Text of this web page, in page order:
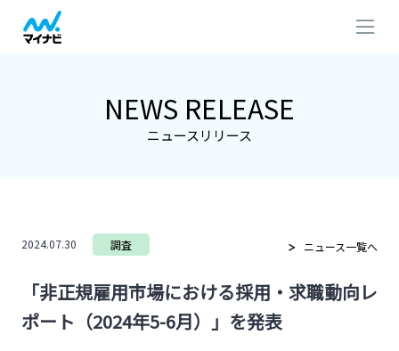
NEWS RELEASE
ニュースリリース
2024.07.30 調査 ニュース一覧へ
「非正規雇用市場における採用・求職動向レ
ポート（2024年5-6月）」を発表